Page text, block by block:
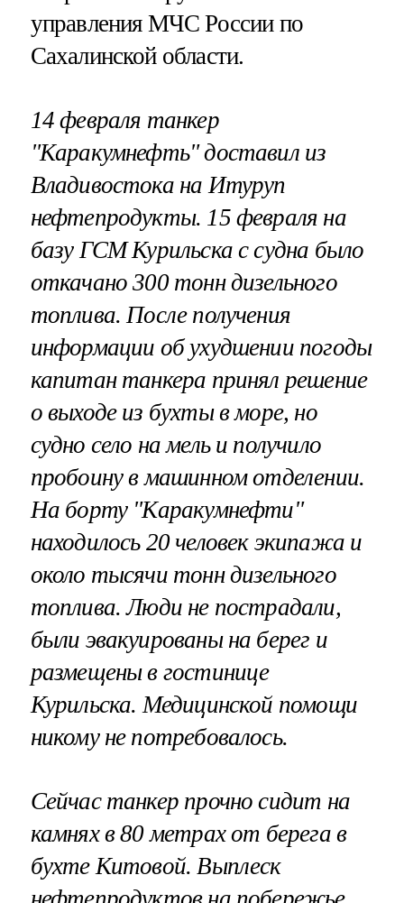
управления МЧС России по
Сахалинской области.
14 февраля танкер
"Каракумнефть" доставил из
Владивостока на Итуруп
нефтепродукты. 15 февраля на
базу ГСМ Курильска с судна было
откачано 300 тонн дизельного
топлива. После получения
информации об ухудшении погоды
капитан танкера принял решение
о выходе из бухты в море, но
судно село на мель и получило
пробоину в машинном отделении.
На борту "Каракумнефти"
находилось 20 человек экипажа и
около тысячи тонндизельного
топлива. Люди не пострадали,
были эвакуированы на берег и
размещены в гостинице
Курильска. Медицинской помощи
никому не потребовалось.
Сейчас танкер прочно сидит на
камнях в 80 метрах от берега в
бухте Китовой. Выплеск